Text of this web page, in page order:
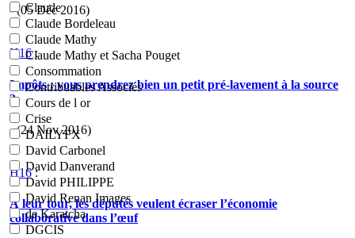
Claude
Claude Bordeleau
Claude Mathy
Claude Mathy et Sacha Pouget
Consommation
Contribuables Associés
Cours de l or
Crise
DAILYFX
David Carbonel
David Danverand
David PHILIPPE
David Renan Images
de Karatcha
DGCIS
- (05 Déc 2016)
H16:
Impôts : vous prendrez bien un petit pré-lavement à la source
?
- (24 Nov 2016)
H16:
À leur tour, les députés veulent écraser l’économie
collaborative dans l’œuf